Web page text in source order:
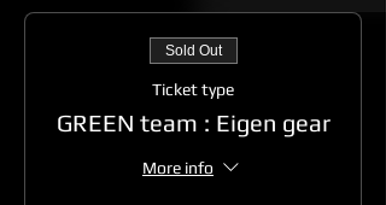
Sold Out
Ticket type
GREEN team : Eigen gear
More info